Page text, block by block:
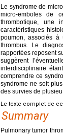
Le syndrome de
micro-emboles de
thrombotique, une
caractéristiques
poumon, associés à
thrombus. Le
rapportées reposent
suggèrent
interdisciplinaire
comprendre ce
syndrome ne soit
des survies de
Le texte complet de
Summary
Pulmonary tumor